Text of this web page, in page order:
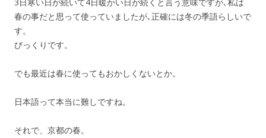
春の事だと思って使っていましたが､正確には冬の季語らしいで
す。
びっくりです。
でも最近は春に使ってもおかしくないとか。
日本語って本当に難しですね。
それで、京都の春。